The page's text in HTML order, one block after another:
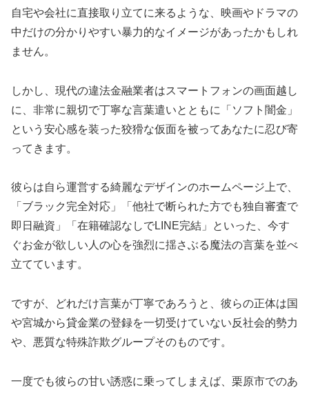
自宅や会社に直接取り立てに来るような、映画やドラマの
中だけの分かりやすい暴力的なイメージがあったかもしれ
ません。
しかし、現代の違法金融業者はスマートフォンの画面越し
に、非常に親切で丁寧な言葉遣いとともに「ソフト闇金」
という安心感を装った狡猾な仮面を被ってあなたに忍び寄
ってきます。
彼らは自ら運営する綺麗なデザインのホームページ上で、
「ブラック完全対応」「他社で断られた方でも独自審査で
即日融資」「在籍確認なしでLINE完結」といった、今す
ぐお金が欲しい人の心を強烈に揺さぶる魔法の言葉を並べ
立てています。
ですが、どれだけ言葉が丁寧であろうと、彼らの正体は国
や宮城から貸金業の登録を一切受けていない反社会的勢力
や、悪質な特殊詐欺グループそのものです。
一度でも彼らの甘い誘惑に乗ってしまえば、栗原市でのあ